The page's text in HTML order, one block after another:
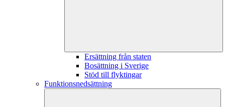
Ersättning från staten
Bosättning i Sverige
Stöd till flyktingar
Funktionsnedsättning